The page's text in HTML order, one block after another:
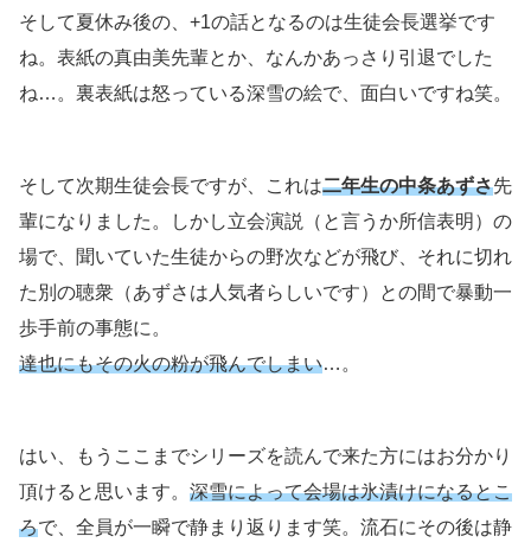
そして夏休み後の、+1の話となるのは生徒会長選挙です
ね。表紙の真由美先輩とか、なんかあっさり引退でした
ね…。裏表紙は怒っている深雪の絵で、面白いですね笑。
そして次期生徒会長ですが、これは二年生の中条あずさ先
輩になりました。しかし立会演説（と言うか所信表明）の
場で、聞いていた生徒からの野次などが飛び、それに切れ
た別の聴衆（あずさは人気者らしいです）との間で暴動一
歩手前の事態に。
達也にもその火の粉が飛んでしまい…。
はい、もうここまでシリーズを読んで来た方にはお分かり
頂けると思います。 深雪によって会場は氷漬けになるとこ
ろで、全員が一瞬で静まり返ります笑。流石にその後は静